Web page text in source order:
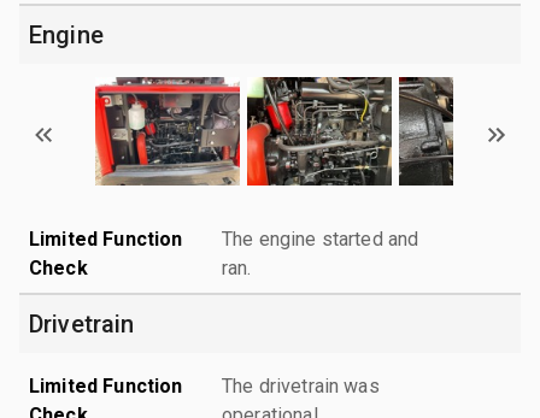
Engine
Limited Function
Check
The engine started and
ran.
Drivetrain
Limited Function
The drivetrain was